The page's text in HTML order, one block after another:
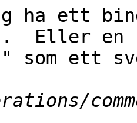
ha ett
Eller en
som ett